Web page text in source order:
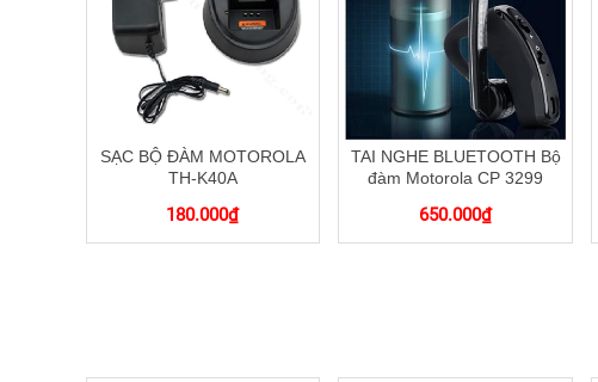
SẠC BỘ ĐÀM MOTOROLA
TH-K40A
180.000₫
TAI NGHE BLUETOOTH Bộ
đàm Motorola CP 3299
650.000₫